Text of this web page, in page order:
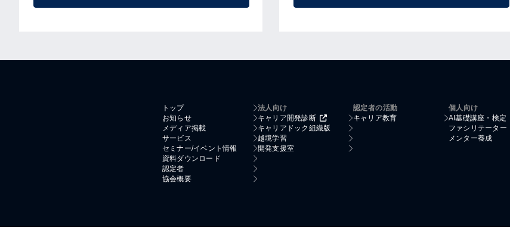
トップ
お知らせ
メディア掲載
サービス
セミナー/イベント情報
資料ダウンロード
認定者
協会概要
法人向け
キャリア開発診断
キャリアドック組織版
越境学習
開発支援室
認定者の活動
キャリア教育
個人向け
AI基礎講座・検定
ファシリテーター
メンター養成